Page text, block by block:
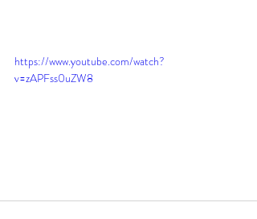
https://www.youtube.com/watch?
v=zAPFss0uZW8